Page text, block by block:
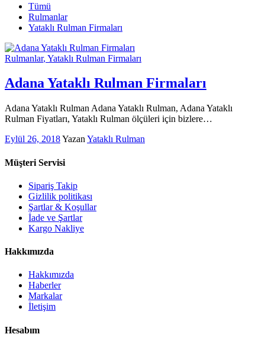
Tümü
Rulmanlar
Yataklı Rulman Firmaları
Rulmanlar, Yataklı Rulman Firmaları
Adana Yataklı Rulman Firmaları
Adana Yataklı Rulman Adana Yataklı Rulman, Adana Yataklı
Rulman Fiyatları, Yataklı Rulman ölçüleri için bizlere…
Eylül 26, 2018Yazan Yataklı Rulman
Müşteri Servisi
Sipariş Takip
Gizlilik politikası
Şartlar & Koşullar
İade ve Şartlar
Kargo Nakliye
Hakkımızda
Hakkımızda
Haberler
Markalar
İletişim
Hesabım